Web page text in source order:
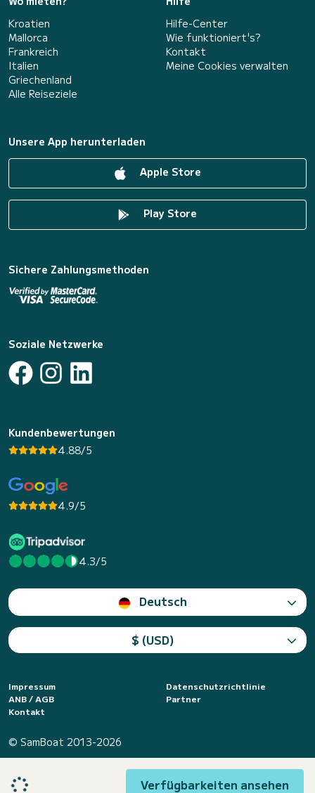
Verfügbarkeiten ansehen
Kroatien
Mallorca
Frankreich
Italien
Griechenland
Alle Reiseziele
Hilfe-Center
Wie funktioniert's?
Kontakt
Meine Cookies verwalten
Unsere App herunterladen
Apple Store
Play Store
Sichere Zahlungsmethoden
Soziale Netzwerke
Kundenbewertungen
4.88/5
4.9/5
4.3/5
Deutsch
$ (USD)
Impressum
Datenschutzrichtlinie
ANB / AGB
Partner
Kontakt
© SamBoat 2013-2026